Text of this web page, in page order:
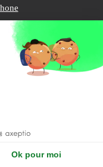
Ok pour moi